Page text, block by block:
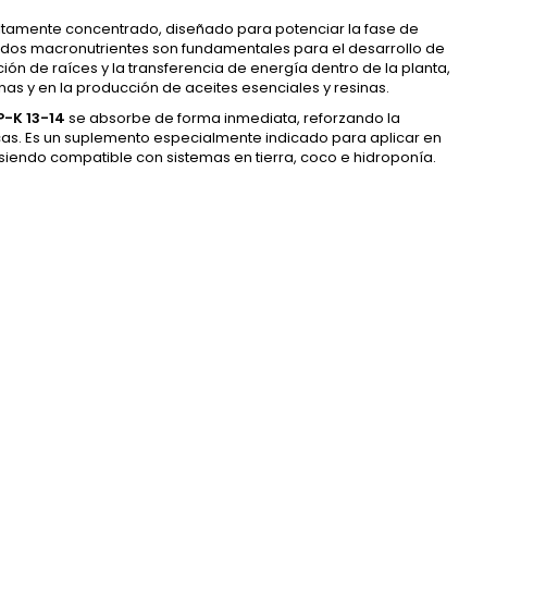
concentrado, diseñado para potenciar la fase de
macronutrientes son fundamentales para el desarrollo de
de raíces y la transferencia de energía dentro de la planta,
y en la producción de aceites esenciales y resinas.
K 13-14 se absorbe de forma inmediata, reforzando la
Es un suplemento especialmente indicado para aplicar en
compatible con sistemas en tierra, coco e hidroponía.